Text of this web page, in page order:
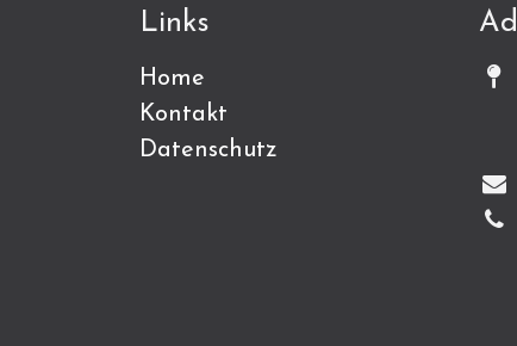
Links
Home
Kontakt
Datenschutz